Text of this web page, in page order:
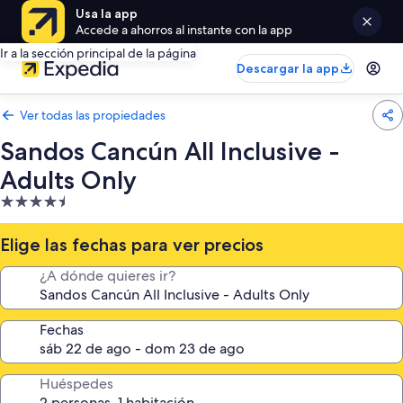
Usa la app
Accede a ahorros al instante con la app
Ir a la sección principal de la página
Descargar la app
Ver todas las propiedades
Sandos Cancún All Inclusive -
Adults Only
Propiedad
de
4.5
estrellas
Elige las fechas para ver precios
¿A dónde quieres ir?
Fechas
Huéspedes